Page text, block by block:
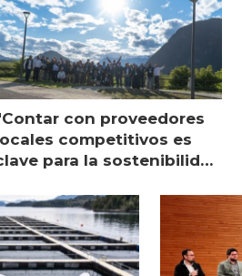
con proveedores
competitivos es
para la sostenibilidad